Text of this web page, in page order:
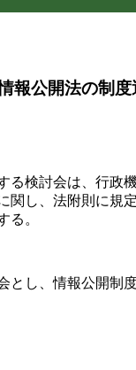
報公開法の制
検討会は、行政
関し、法附則に規
る。
し、情報公開制